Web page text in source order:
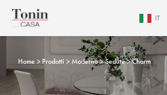
IT
Home Prodotti Moderno Sedute Charm